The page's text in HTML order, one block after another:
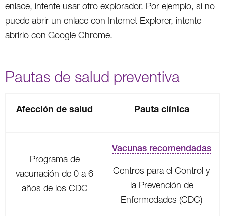
enlace, intente usar otro explorador. Por ejemplo, si no
puede abrir un enlace con Internet Explorer, intente
abrirlo con Google Chrome.
Pautas de salud preventiva
Afección de salud Pauta clínica
Programa de
vacunación de 0 a 6
años de los CDC
Vacunas recomendadas
Centros para el Control y
la Prevención de
Enfermedades (CDC)